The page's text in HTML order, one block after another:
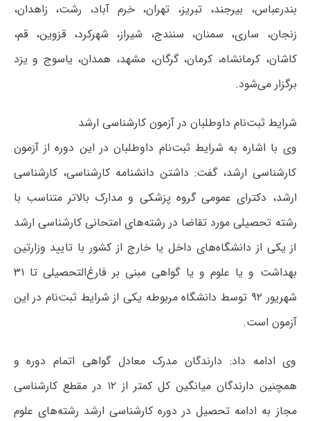
بندرعباس، بیرجند، تبریز، تهران، خرم آباد، رشت، زاهدان،
زنجان، ساری، سمنان، سنندج، شیراز، شهرکرد، قزوین، قم،
کاشان، کرمانشاه، کرمان، گرگان، مشهد،‌ همدان، ‌یاسوج و یزد
برگزار می‌شود.
شرایط ثبت‌نام داوطلبان در آزمون کارشناسی ارشد
وی با اشاره به شرایط ثبت‌نام داوطلبان در این دوره از آزمون
کارشناسی ارشد، گفت: داشتن دانشنامه کارشناسی، کارشناسی
ارشد، دکترای عمومی گروه پزشکی و مدارک بالاتر متناسب با
رشته تحصیلی مورد تقاضا در رشته‌های امتحانی کارشناسی ارشد
از یکی از دانشگاه‌های داخل یا خارج از کشور با تایید وزارتین
بهداشت و یا علوم و یا گواهی مبنی بر فارغ‌التحصیلی تا ۳۱
شهریور ۹۲ توسط دانشگاه مربوطه یکی از شرایط ثبت‌نام در این
آزمون است.
وی ادامه داد: دارندگان مدرک معادل گواهی اتمام دوره و
همچنین دارندگان میانگین کل کمتر از ۱۲ در مقطع کارشناسی
مجاز به ادامه تحصیل در دوره کارشناسی ارشد رشته‌های علوم